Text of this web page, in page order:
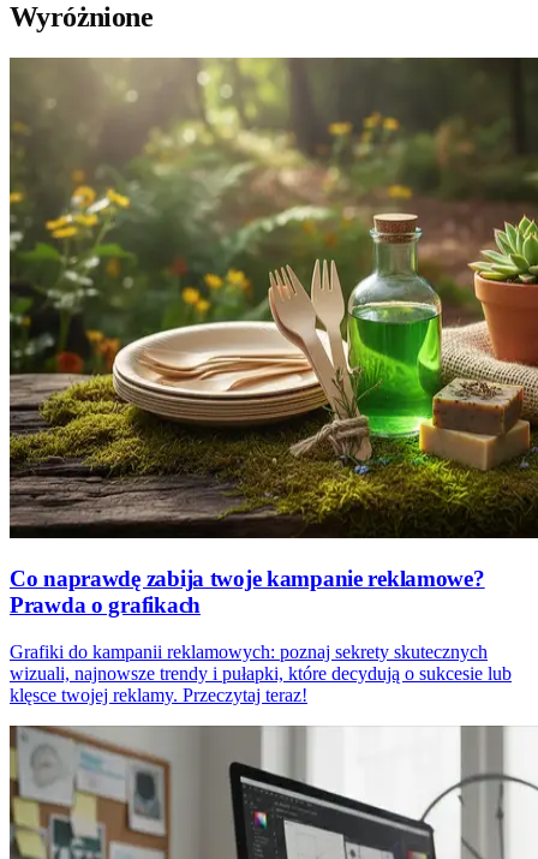
Wyróżnione
Co naprawdę zabija twoje kampanie reklamowe?
Prawda o grafikach
Grafiki do kampanii reklamowych: poznaj sekrety skutecznych
wizuali, najnowsze trendy i pułapki, które decydują o sukcesie lub
klęsce twojej reklamy. Przeczytaj teraz!